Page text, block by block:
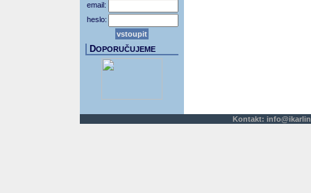
email:
heslo:
DOPORUČUJEME
Kontakt: